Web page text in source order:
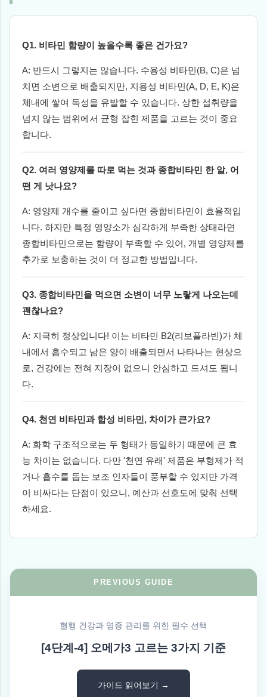
Q1. 비타민 함량이 높을수록 좋은 건가요?
A: 반드시 그렇지는 않습니다. 수용성 비타민(B, C)은 넘
치면 소변으로 배출되지만, 지용성 비타민(A, D, E, K)은
체내에 쌓여 독성을 유발할 수 있습니다. 상한 섭취량을
넘지 않는 범위에서 균형 잡힌 제품을 고르는 것이 중요
합니다.
Q2. 여러 영양제를 따로 먹는 것과 종합비타민 한 알, 어
떤 게 낫나요?
A: 영양제 개수를 줄이고 싶다면 종합비타민이 효율적입
니다. 하지만 특정 영양소가 심각하게 부족한 상태라면
종합비타민으로는 함량이 부족할 수 있어, 개별 영양제를
추가로 보충하는 것이 더 정교한 방법입니다.
Q3. 종합비타민을 먹으면 소변이 너무 노랗게 나오는데
괜찮나요?
A: 지극히 정상입니다! 이는 비타민 B2(리보플라빈)가 체
내에서 흡수되고 남은 양이 배출되면서 나타나는 현상으
로, 건강에는 전혀 지장이 없으니 안심하고 드셔도 됩니
다.
Q4. 천연 비타민과 합성 비타민, 차이가 큰가요?
A: 화학 구조적으로는 두 형태가 동일하기 때문에 큰 효
능 차이는 없습니다. 다만 '천연 유래' 제품은 부형제가 적
거나 흡수를 돕는 보조 인자들이 풍부할 수 있지만 가격
이 비싸다는 단점이 있으니, 예산과 선호도에 맞춰 선택
하세요.
PREVIOUS GUIDE
혈행 건강과 염증 관리를 위한 필수 선택
[4단계-4] 오메가3 고르는 3가지 기준
가이드 읽어보기 →